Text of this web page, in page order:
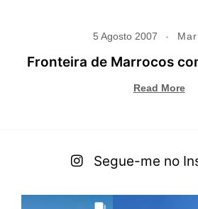
5 Agosto 2007
Fronteira de Marrocos
Read More
Segue-me no